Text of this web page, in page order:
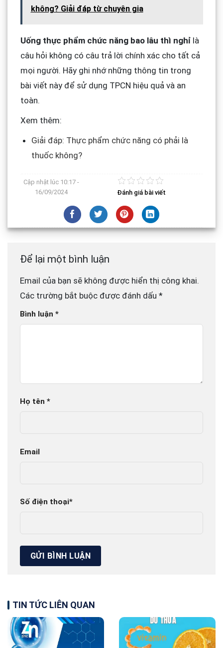
không? Giải đáp từ chuyên gia
Uống thực phẩm chức năng bao lâu thì nghỉlà
câu hỏi không có câu trả lời chính xác cho tất cả
mọi người. Hãy ghi nhớ những thông tin trong
bài viết này để sử dụng TPCN hiệu quả và an
toàn.
Xem thêm:
Giải đáp: Thực phẩm chức năng có phải là
thuốc không?
Cập nhật lúc 10:17 -
16/09/2024
Đánh giá bài viết
Để lại một bình luận
Email của bạn sẽ không được hiển thị công khai.
Các trường bắt buộc được đánh dấu *
Bình luận *
Họ tên *
Email
Số điện thoại*
TIN TỨC LIÊN QUAN